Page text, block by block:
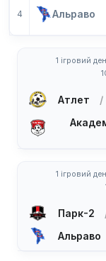
4 Альраво
1 ігровий
Атлет
1 ігровий
Парк-2
Альраво